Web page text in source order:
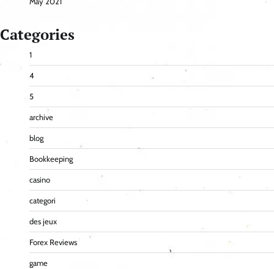
Categories
1
4
5
archive
blog
Bookkeeping
casino
categori
des jeux
Forex Reviews
game